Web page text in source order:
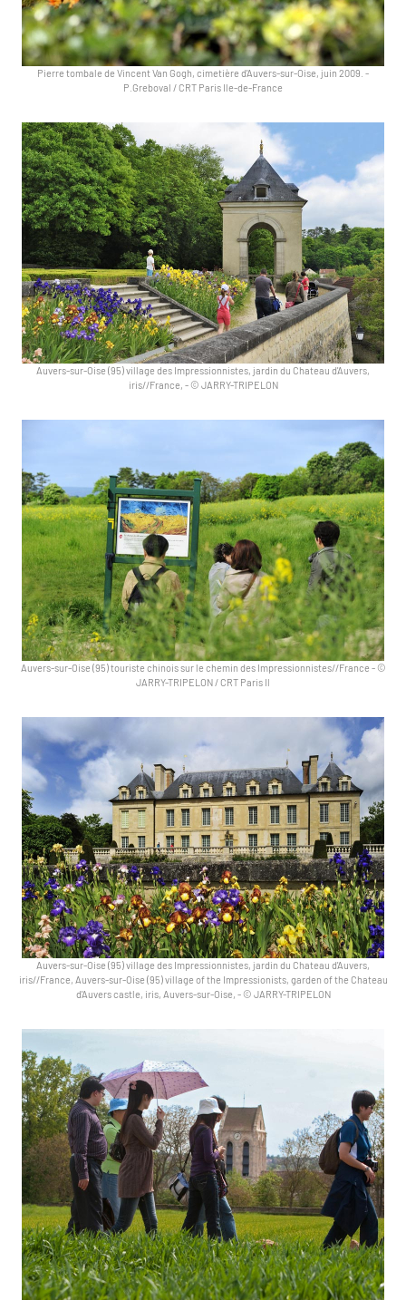
Pierre tombale de Vincent Van Gogh, cimetière d'Auvers-sur-Oise, juin 2009. -
P.Greboval / CRT Paris Ile-de-France
Auvers-sur-Oise (95) village des Impressionnistes, jardin du Chateau d'Auvers,
iris//France, - © JARRY-TRIPELON
Auvers-sur-Oise (95) touriste chinois sur le chemin des Impressionnistes//France - ©
JARRY-TRIPELON / CRT Paris Il
Auvers-sur-Oise (95) village des Impressionnistes, jardin du Chateau d'Auvers,
iris//France, Auvers-sur-Oise (95) village of the Impressionists, garden of the Chateau
d'Auvers castle, iris, Auvers-sur-Oise, - © JARRY-TRIPELON